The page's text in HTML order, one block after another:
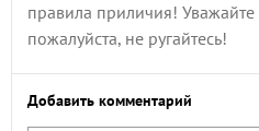
правила приличия! Уважайте
пожалуйста, не ругайтесь!
Добавить комментарий